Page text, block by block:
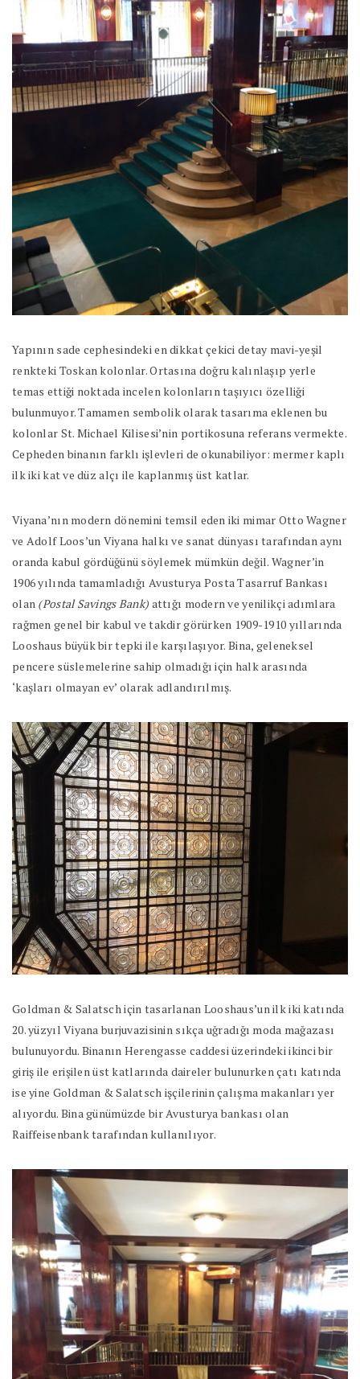
Yapının sade cephesindeki en dikkat çekici detay mavi-yeşil
renkteki Toskan kolonlar. Ortasına doğru kalınlaşıp yerle
temas ettiği noktada incelen kolonların taşıyıcı özelliği
bulunmuyor. Tamamen sembolik olarak tasarıma eklenen bu
kolonlar St. Michael Kilisesi’nin portikosuna referans vermekte.
Cepheden binanın farklı işlevleri de okunabiliyor: mermer kaplı
ilk iki kat ve düz alçı ile kaplanmış üst katlar.
Viyana’nın modern dönemini temsil eden iki mimar Otto Wagner
ve Adolf Loos’un Viyana halkı ve sanat dünyası tarafından aynı
oranda kabul gördüğünü söylemek mümkün değil. Wagner’in
1906 yılında tamamladığı Avusturya Posta Tasarruf Bankası
olan (Postal Savings Bank) attığı modern ve yenilikçi adımlara
rağmen genel bir kabul ve takdir görürken 1909-1910 yıllarında
Looshaus büyük bir tepki ile karşılaşıyor. Bina, geleneksel
pencere süslemelerine sahip olmadığı için halk arasında
‘kaşları olmayan ev’ olarak adlandırılmış.
Goldman & Salatsch için tasarlanan Looshaus’un ilk iki katında
20. yüzyıl Viyana burjuvazisinin sıkça uğradığı moda mağazası
bulunuyordu. Binanın Herengasse caddesi üzerindeki ikinci bir
giriş ile erişilen üst katlarında daireler bulunurken çatı katında
ise yine Goldman & Salatsch işçilerinin çalışma makanları yer
alıyordu. Bina günümüzde bir Avusturya bankası olan
Raiffeisenbank tarafından kullanılıyor.